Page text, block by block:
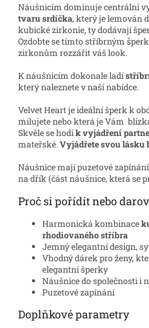
Náušnicím dominuje centrální
tvaru srdíčka, který je lemován
kubické zirkonie, ty dodávají
Ozdobte se tímto stříbrným
zirkonům rozzářit váš look.
K náušnicím dokonale ladí
který naleznete v naší nabídce.
Velvet Heart je ideální šperk k
milujete nebo která je Vám
Skvěle se hodík vyjádření
mateřské.Vyjádřete svou lásku
Náušnice mají puzetové
na dřík (část náušnice, která se
Proč si pořídit nebo
Harmonická kombinace
rhodiovaného stříbra
Jemný elegantní design,
Vhodný dárek pro ženy,
elegantní šperky
Náušnice do společnosti i
Puzetové zapínání
Doplňkové parametry